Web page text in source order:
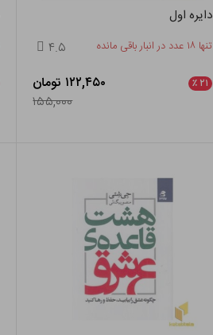
دایره اول
تنها ۱۸ عدد در انبار باقی مانده ۴.۵
۲۱ ٪
۱۲۲,۴۵۰ تومان
۱۵۵,۰۰۰